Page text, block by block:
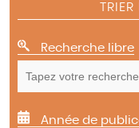
Recherche libre
Année de